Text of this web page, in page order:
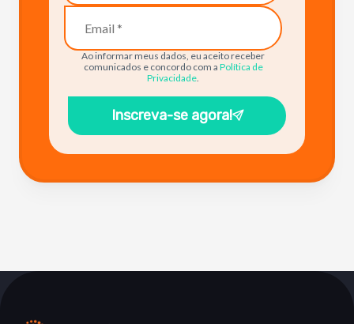
Ao informar meus dados, eu aceito receber
comunicados e concordo com a Política de
Privacidade.
Inscreva-se agora!